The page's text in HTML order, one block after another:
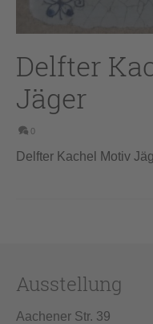
Delfter
Jäger
0
Delfter Kachel Motiv
Ausstellung
Aachener Str. 39